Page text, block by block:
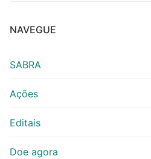
NAVEGUE
SABRA
Ações
Editais
Doe agora